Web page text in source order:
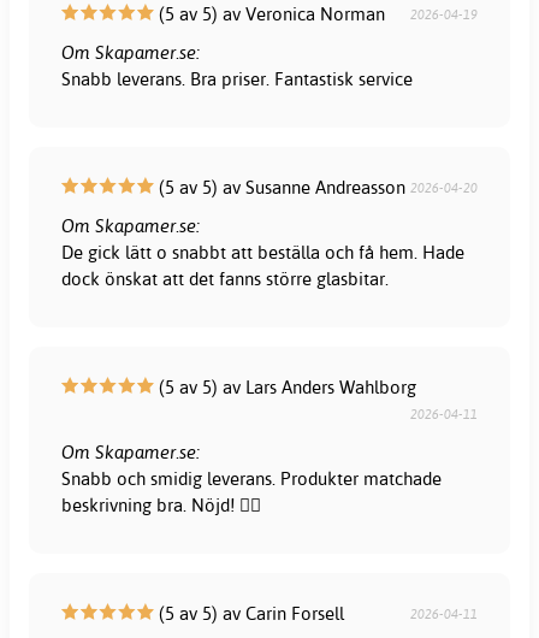
(5 av 5) av Veronica Norman 2026-04-19
Om Skapamer.se:
Snabb leverans. Bra priser. Fantastisk service
(5 av 5) av Susanne Andreasson 2026-04-20
Om Skapamer.se:
De gick lätt o snabbt att beställa och få hem. Hade
dock önskat att det fanns större glasbitar.
(5 av 5) av Lars Anders Wahlborg
2026-04-11
Om Skapamer.se:
Snabb och smidig leverans. Produkter matchade
beskrivning bra. Nöjd! 👍🏻
(5 av 5) av Carin Forsell 2026-04-11